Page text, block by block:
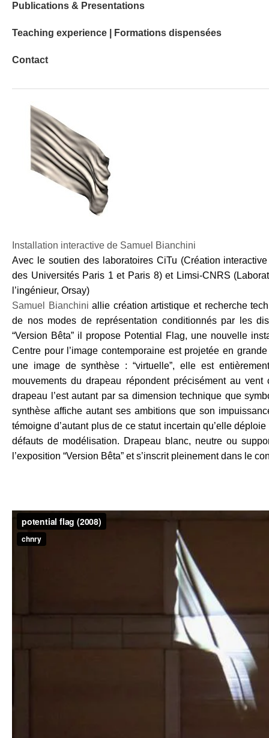
Publications & Presentations
Teaching experience | Formations dispensées
Contact
Installation interactive de Samuel Bianchini
Avec le soutien des laboratoires CiTu (Création
des Universités Paris 1 et Paris 8) et Limsi-CNRS
l’ingénieur, Orsay)
Samuel Bianchini allie création artistique et recherche
de nos modes de représentation conditionnés par les
“Version Bêta” il propose Potential Flag, une nouvelle
Centre pour l’image contemporaine est projetée en
une image de synthèse : “virtuelle”, elle est
mouvements du drapeau répondent précisément au
drapeau l’est autant par sa dimension technique que
synthèse affiche autant ses ambitions que son
témoigne d’autant plus de ce statut incertain qu’elle
défauts de modélisation. Drapeau blanc, neutre ou
l’exposition “Version Bêta” et s’inscrit pleinement dans le